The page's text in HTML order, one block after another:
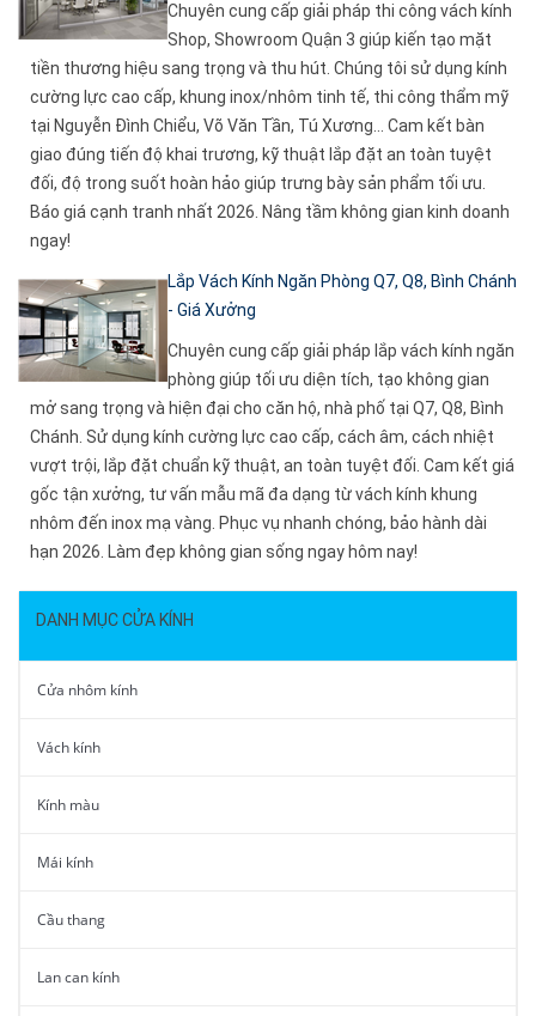
Chuyên cung cấp giải pháp thi công vách kính
Shop, Showroom Quận 3 giúp kiến tạo mặt
tiền thương hiệu sang trọng và thu hút. Chúng tôi sử dụng kính
cường lực cao cấp, khung inox/nhôm tinh tế, thi công thẩm mỹ
tại Nguyễn Đình Chiểu, Võ Văn Tần, Tú Xương... Cam kết bàn
giao đúng tiến độ khai trương, kỹ thuật lắp đặt an toàn tuyệt
đối, độ trong suốt hoàn hảo giúp trưng bày sản phẩm tối ưu.
Báo giá cạnh tranh nhất 2026. Nâng tầm không gian kinh doanh
ngay!
Lắp Vách Kính Ngăn Phòng Q7, Q8, Bình Chánh
- Giá Xưởng
Chuyên cung cấp giải pháp lắp vách kính ngăn
phòng giúp tối ưu diện tích, tạo không gian
mở sang trọng và hiện đại cho căn hộ, nhà phố tại Q7, Q8, Bình
Chánh. Sử dụng kính cường lực cao cấp, cách âm, cách nhiệt
vượt trội, lắp đặt chuẩn kỹ thuật, an toàn tuyệt đối. Cam kết giá
gốc tận xưởng, tư vấn mẫu mã đa dạng từ vách kính khung
nhôm đến inox mạ vàng. Phục vụ nhanh chóng, bảo hành dài
hạn 2026. Làm đẹp không gian sống ngay hôm nay!
DANH MỤC CỬA KÍNH
Cửa nhôm kính
Vách kính
Kính màu
Mái kính
Cầu thang
Lan can kính